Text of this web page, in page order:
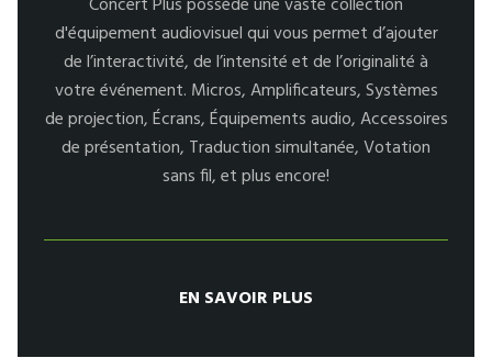
d'équipement audiovisuel qui vous permet d’ajouter
de l’interactivité, de l’intensité et de l’originalité à
votre événement. Micros, Amplificateurs, Systèmes
de projection, Écrans, Équipements audio, Accessoires
de présentation, Traduction simultanée, Votation
sans fil, et plus encore!
EN SAVOIR PLUS